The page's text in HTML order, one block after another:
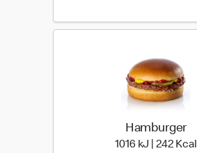
Hamburger
1016 kJ | 242 Kcal